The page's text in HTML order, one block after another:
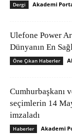
Dergi Akademi
Ulefone Power
Dünyanın En
Öne Çıkan Haberler
Cumhurbaşkanı
seçimlerin 14
imzaladı
Haberler Akademi